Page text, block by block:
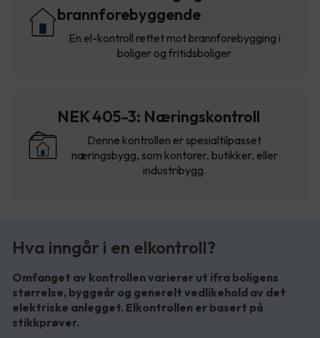
brannforebyggende
En el-kontroll rettet mot brannforebygging i
boliger og fritidsboliger
NEK 405-3: Næringskontroll
Denne kontrollen er spesialtilpasset
næringsbygg, som kontorer, butikker, eller
industribygg.
Hva inngår i en elkontroll?
Omfanget av kontrollen varierer ut ifra boligens
størrelse, byggeår og generelt vedlikehold av det
elektriske anlegget. Elkontrollen er basert på
stikkprøver.